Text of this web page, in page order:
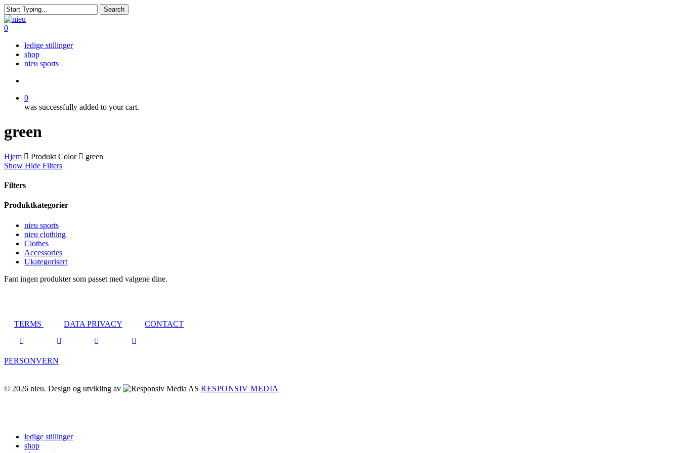
Skip
to
main
Search
Close
Search
search
0
ledige stillinger
shop
nieu sports
0
was successfully added to your cart.
green
Hjem Produkt Color
green
Show Hide Filters
Filters
Close
Produktkategorier
nieu sports
nieu clothing
Clothes
Accessories
Ukategorisert
Fant ingen produkter som passet med valgene dine.
TERMS DATA PRIVACY CONTACT
PERSONVERN
© 2026 nieu. Design og utvikling av RESPONSIV MEDIA
Close
Menu
ledige stillinger
shop